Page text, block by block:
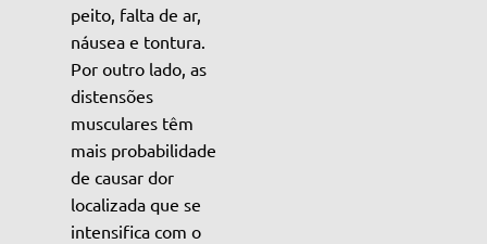
peito, falta de ar,
náusea e tontura.
Por outro lado, as
distensões
musculares têm
mais probabilidade
de causar dor
localizada que se
intensifica com o